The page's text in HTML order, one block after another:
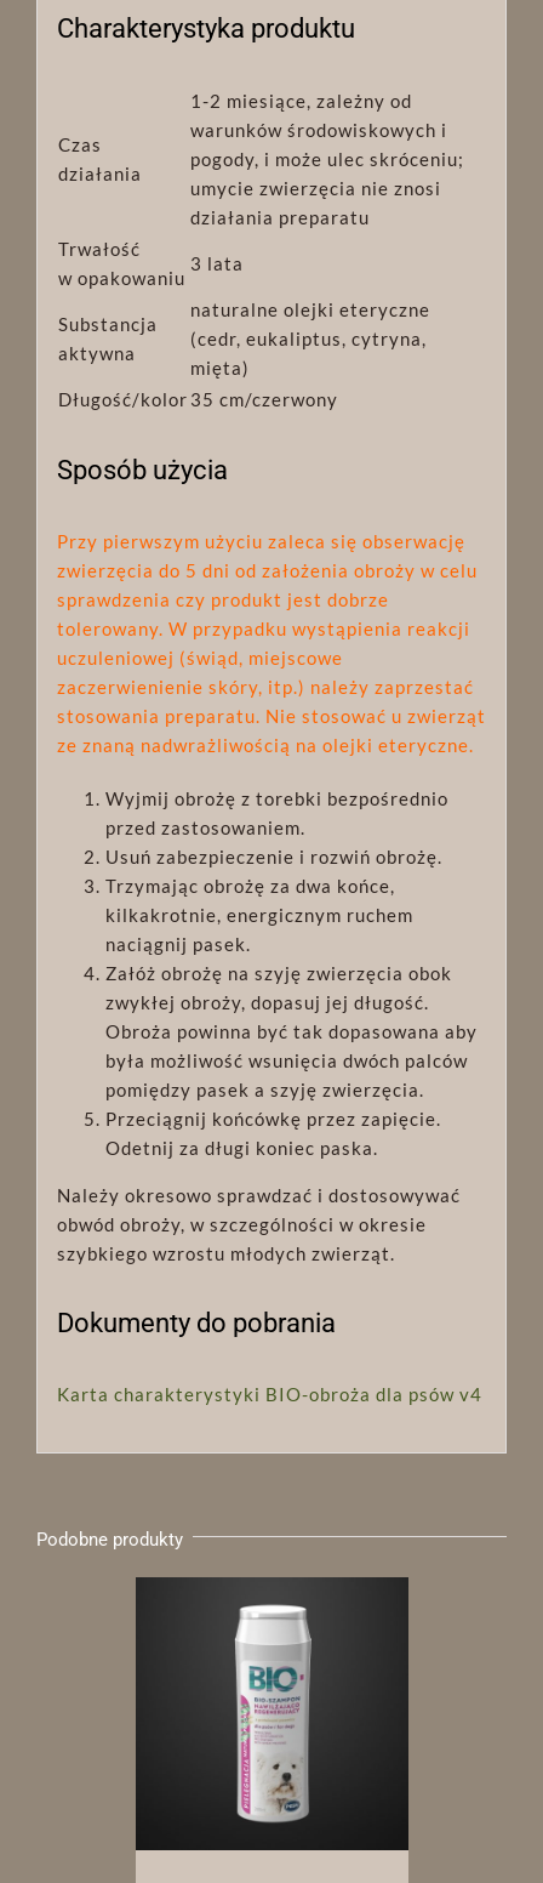
Charakterystyka produktu
Czas
działania
1-2 miesiące, zależny od
warunków środowiskowych i
pogody, i może ulec skróceniu;
umycie zwierzęcia nie znosi
działania preparatu
Trwałość
w opakowaniu
3 lata
Substancja
aktywna
naturalne olejki eteryczne
(cedr, eukaliptus, cytryna,
mięta)
Długość/kolor 35 cm/czerwony
Sposób użycia
Przy pierwszym użyciu zaleca się obserwację
zwierzęcia do 5 dni od założenia obroży w celu
sprawdzenia czy produkt jest dobrze
tolerowany. W przypadku wystąpienia reakcji
uczuleniowej (świąd, miejscowe
zaczerwienienie skóry, itp.) należy zaprzestać
stosowania preparatu. Nie stosować u zwierząt
ze znaną nadwrażliwością na olejki eteryczne.
Wyjmij obrożę z torebki bezpośrednio
przed zastosowaniem.
Usuń zabezpieczenie i rozwiń obrożę.
Trzymając obrożę za dwa końce,
kilkakrotnie, energicznym ruchem
naciągnij pasek.
Załóż obrożę na szyję zwierzęcia obok
zwykłej obroży, dopasuj jej długość.
Obroża powinna być tak dopasowana aby
była możliwość wsunięcia dwóch palców
pomiędzy pasek a szyję zwierzęcia.
Przeciągnij końcówkę przez zapięcie.
Odetnij za długi koniec paska.
Należy okresowo sprawdzać i dostosowywać
obwód obroży, w szczególności w okresie
szybkiego wzrostu młodych zwierząt.
Dokumenty do pobrania
Karta charakterystyki BIO-obroża dla psów v4
Podobne produkty